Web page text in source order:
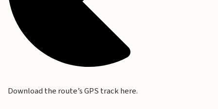
Download the route’s GPS track here.